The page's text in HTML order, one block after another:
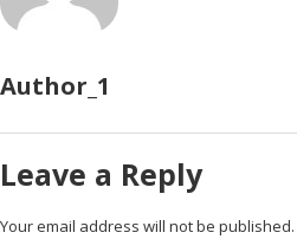
Author_1
Leave a Reply
Your email address will not be published.